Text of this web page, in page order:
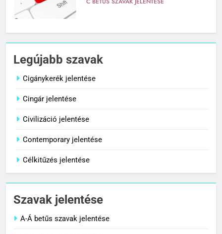
7
Céltudatos jelentése
8
Centenárium jelentése
1
Cigánykerék jelentése
C BETŰS SZAVAK JELENTÉSE
Legújabb szavak
Cigánykerék jelentése
Cingár jelentése
Civilizáció jelentése
Contemporary jelentése
Célkitűzés jelentése
Szavak jelentése
A-Á betűs szavak jelentése